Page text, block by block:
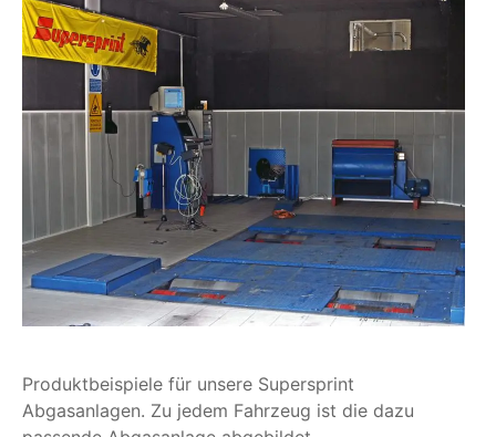
Produktbeispiele für unsere Supersprint
Abgasanlagen. Zu jedem Fahrzeug ist die dazu